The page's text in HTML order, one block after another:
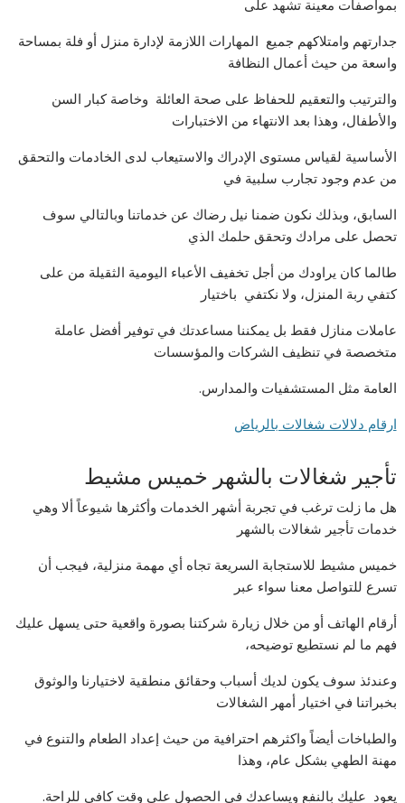
بمواصفات معينة تشهد على
جدارتهم وامتلاكهم جميع المهارات اللازمة لإدارة منزل أو فلة بمساحة
واسعة من حيث أعمال النظافة
والترتيب والتعقيم للحفاظ على صحة العائلة وخاصة كبار السن
والأطفال، وهذا بعد الانتهاء من الاختبارات
الأساسية لقياس مستوى الإدراك والاستيعاب لدى الخادمات والتحقق
من عدم وجود تجارب سلبية في
السابق، وبذلك نكون ضمنا نيل رضاك عن خدماتنا وبالتالي سوف
تحصل على مرادك وتحقق حلمك الذي
طالما كان يراودك من أجل تخفيف الأعباء اليومية الثقيلة من على
كتفي ربة المنزل، ولا نكتفي باختيار
عاملات منازل فقط بل يمكننا مساعدتك في توفير أفضل عاملة
متخصصة في تنظيف الشركات والمؤسسات
العامة مثل المستشفيات والمدارس.
ارقام دلالات شغالات بالرياض
تأجير شغالات بالشهر خميس مشيط
هل ما زلت ترغب في تجربة أشهر الخدمات وأكثرها شيوعاً ألا وهي
خدمات تأجير شغالات بالشهر
خميس مشيط للاستجابة السريعة تجاه أي مهمة منزلية، فيجب أن
تسرع للتواصل معنا سواء عبر
أرقام الهاتف أو من خلال زيارة شركتنا بصورة واقعية حتى يسهل عليك
فهم ما لم نستطيع توضيحه،
وعندئذ سوف يكون لديك أسباب وحقائق منطقية لاختيارنا والوثوق
بخبراتنا في اختيار أمهر الشغالات
والطباخات أيضاً واكثرهم احترافية من حيث إعداد الطعام والتنوع في
مهنة الطهي بشكل عام، وهذا
يعود عليك بالنفع ويساعدك في الحصول على وقت كافي للراحة.